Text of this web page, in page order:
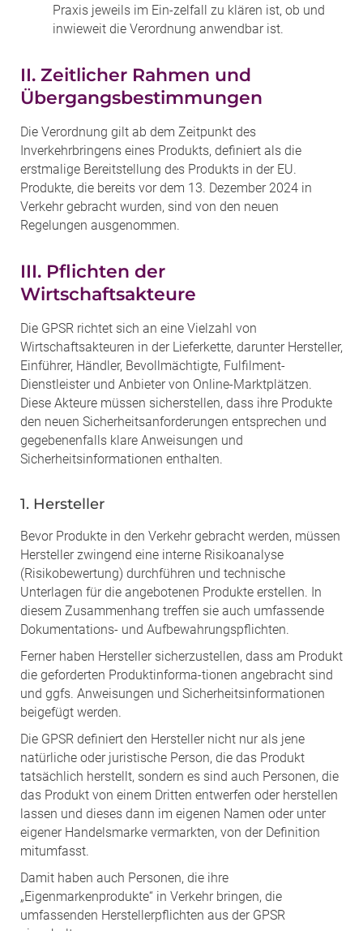
Praxis jeweils im Ein-zelfall zu klären ist, ob und
inwieweit die Verordnung anwendbar ist.
II. Zeitlicher Rahmen und
Übergangsbestimmungen
Die Verordnung gilt ab dem Zeitpunkt des
Inverkehrbringens eines Produkts, definiert als die
erstmalige Bereitstellung des Produkts in der EU.
Produkte, die bereits vor dem 13. Dezember 2024 in
Verkehr gebracht wurden, sind von den neuen
Regelungen ausgenommen.
III. Pflichten der
Wirtschaftsakteure
Die GPSR richtet sich an eine Vielzahl von
Wirtschaftsakteuren in der Lieferkette, darunter Hersteller,
Einführer, Händler, Bevollmächtigte, Fulfilment-
Dienstleister und Anbieter von Online-Marktplätzen.
Diese Akteure müssen sicherstellen, dass ihre Produkte
den neuen Sicherheitsanforderungen entsprechen und
gegebenenfalls klare Anweisungen und
Sicherheitsinformationen enthalten.
1. Hersteller
Bevor Produkte in den Verkehr gebracht werden, müssen
Hersteller zwingend eine interne Risikoanalyse
(Risikobewertung) durchführen und technische
Unterlagen für die angebotenen Produkte erstellen. In
diesem Zusammenhang treffen sie auch umfassende
Dokumentations- und Aufbewahrungspflichten.
Ferner haben Hersteller sicherzustellen, dass am Produkt
die geforderten Produktinforma-tionen angebracht sind
und ggfs. Anweisungen und Sicherheitsinformationen
beigefügt werden.
Die GPSR definiert den Hersteller nicht nur als jene
natürliche oder juristische Person, die das Produkt
tatsächlich herstellt, sondern es sind auch Personen, die
das Produkt von einem Dritten entwerfen oder herstellen
lassen und dieses dann im eigenen Namen oder unter
eigener Handelsmarke vermarkten, von der Definition
mitumfasst.
Damit haben auch Personen, die ihre
„Eigenmarkenprodukte“ in Verkehr bringen, die
umfassenden Herstellerpflichten aus der GPSR